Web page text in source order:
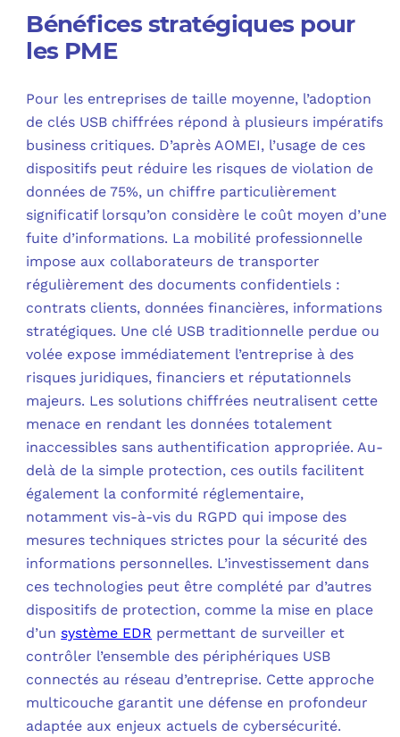
Bénéfices stratégiques pour
les PME
Pour les entreprises de taille moyenne, l’adoption
de clés USB chiffrées répond à plusieurs impératifs
business critiques. D’après AOMEI, l’usage de ces
dispositifs peut réduire les risques de violation de
données de 75%, un chiffre particulièrement
significatif lorsqu’on considère le coût moyen d’une
fuite d’informations. La mobilité professionnelle
impose aux collaborateurs de transporter
régulièrement des documents confidentiels :
contrats clients, données financières, informations
stratégiques. Une clé USB traditionnelle perdue ou
volée expose immédiatement l’entreprise à des
risques juridiques, financiers et réputationnels
majeurs. Les solutions chiffrées neutralisent cette
menace en rendant les données totalement
inaccessibles sans authentification appropriée. Au-
delà de la simple protection, ces outils facilitent
également la conformité réglementaire,
notamment vis-à-vis du RGPD qui impose des
mesures techniques strictes pour la sécurité des
informations personnelles. L’investissement dans
ces technologies peut être complété par d’autres
dispositifs de protection, comme la mise en place
d’un système EDR permettant de surveiller et
contrôler l’ensemble des périphériques USB
connectés au réseau d’entreprise. Cette approche
multicouche garantit une défense en profondeur
adaptée aux enjeux actuels de cybersécurité.